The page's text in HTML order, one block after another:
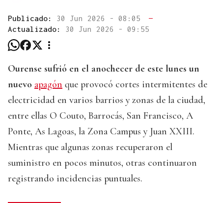
Publicado: 30 Jun 2026 - 08:05
—
Actualizado: 30 Jun 2026 - 09:55
Ourense sufrió en el anochecer de este lunes un
nuevo apagón que provocó cortes intermitentes de
electricidad en varios barrios y zonas de la ciudad,
entre ellas O Couto, Barrocás, San Francisco, A
Ponte, As Lagoas, la Zona Campus y Juan XXIII.
Mientras que algunas zonas recuperaron el
suministro en pocos minutos, otras continuaron
registrando incidencias puntuales.